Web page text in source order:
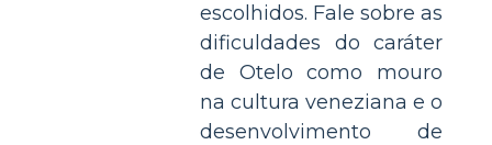
escolhidos. Fale sobre as
dificuldades do caráter
de Otelo como mouro
na cultura veneziana e o
desenvolvimento de